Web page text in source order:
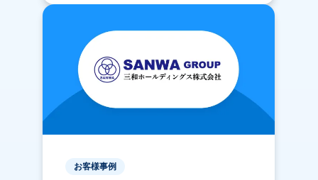
お客様事例